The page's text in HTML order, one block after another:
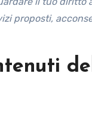
proposti,